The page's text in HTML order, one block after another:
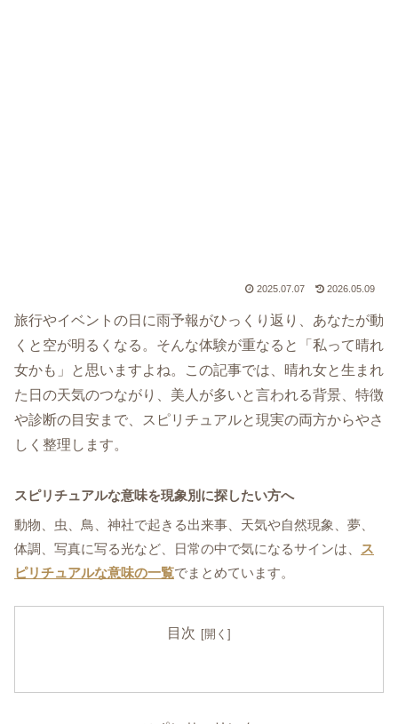
2025.07.07 2026.05.09
旅行やイベントの日に雨予報がひっくり返り、あなたが動
くと空が明るくなる。そんな体験が重なると「私って晴れ
女かも」と思いますよね。この記事では、晴れ女と生まれ
た日の天気のつながり、美人が多いと言われる背景、特徴
や診断の目安まで、スピリチュアルと現実の両方からやさ
しく整理します。
スピリチュアルな意味を現象別に探したい方へ
動物、虫、鳥、神社で起きる出来事、天気や自然現象、夢、
体調、写真に写る光など、日常の中で気になるサインは、
ス
ピリチュアルな意味の一覧でまとめています。
目次